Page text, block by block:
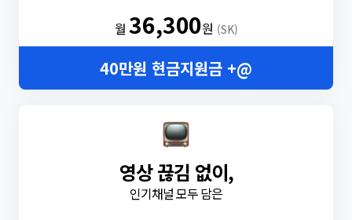
월36,300원 (SK)
40만원 현금지원금 +@
영상 끊김 없이,
인기채널 모두 담은